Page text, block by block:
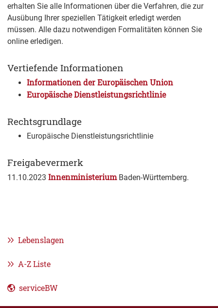
erhalten Sie alle Informationen über die Verfahren, die zur
Ausübung Ihrer speziellen Tätigkeit erledigt werden
müssen. Alle dazu notwendigen Formalitäten können Sie
online erledigen.
Vertiefende Informationen
Informationen der Europäischen Union
Europäische Dienstleistungsrichtlinie
Rechtsgrundlage
Europäische Dienstleistungsrichtlinie
Freigabevermerk
11.10.2023 InnenministeriumBaden-Württemberg.
Lebenslagen
A-Z Liste
serviceBW